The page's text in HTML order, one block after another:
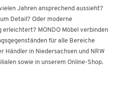
Jahren ansprechend aussieht?
Detail? Oder moderne
MONDO Möbel verbinden
für alle Bereiche
Händler in Niedersachsen und NRW
sowie in unserem Online-Shop.